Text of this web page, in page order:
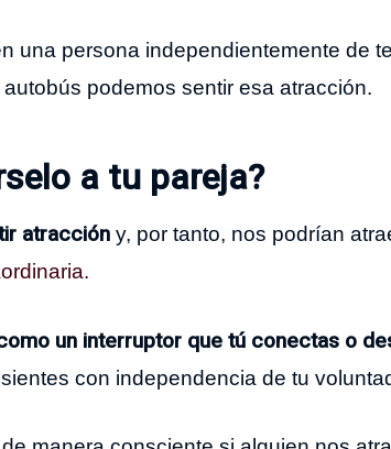
una persona independientemente de
podemos sentir esa atracción.
a tu pareja?
atracción y, por tanto, nos podrían
un interruptor que tú conectas o
con independencia de tu